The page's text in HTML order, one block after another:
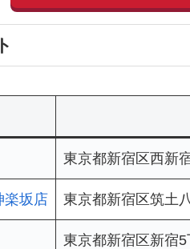
東京都新宿区西新
楽坂店 東京都新宿区筑土
東京都新宿区新宿